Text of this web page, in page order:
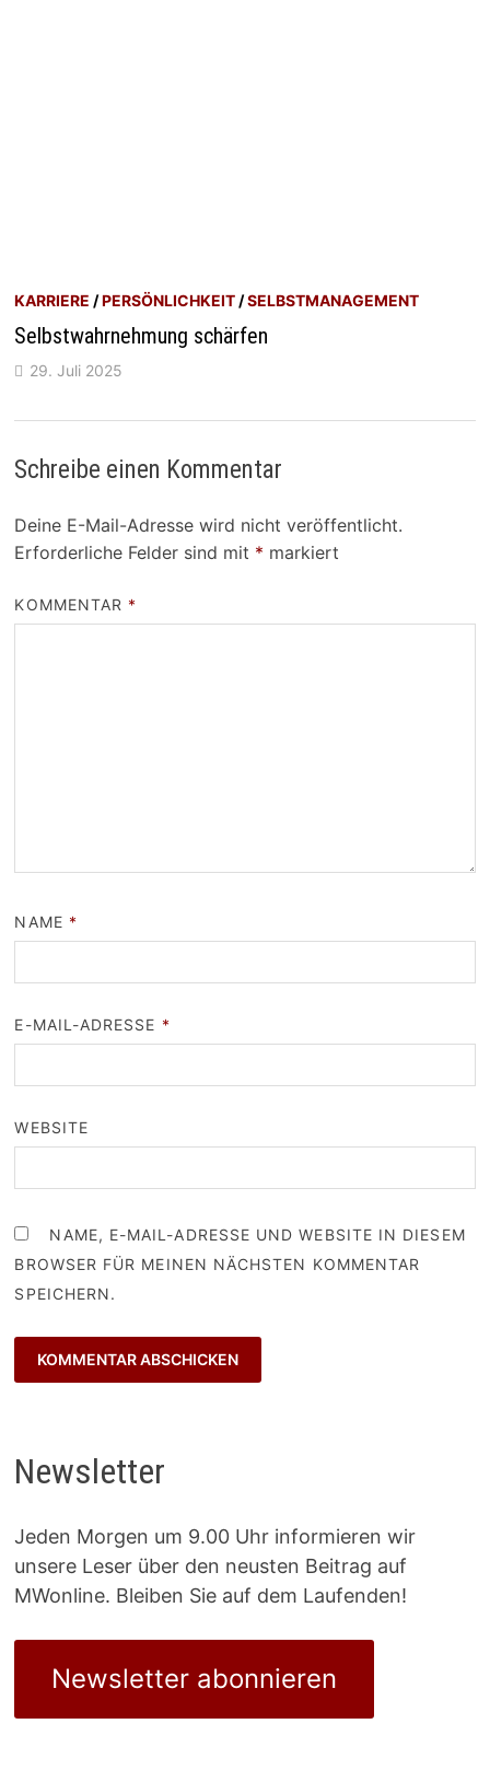
KARRIERE /PERSÖNLICHKEIT /SELBSTMANAGEMENT
Selbstwahrnehmung schärfen
29. Juli 2025
Schreibe einen Kommentar
Deine E-Mail-Adresse wird nicht veröffentlicht.
Erforderliche Felder sind mit * markiert
KOMMENTAR *
NAME *
E-MAIL-ADRESSE *
WEBSITE
NAME, E-MAIL-ADRESSE UND WEBSITE IN DIESEM
BROWSER FÜR MEINEN NÄCHSTEN KOMMENTAR
SPEICHERN.
Newsletter
Jeden Morgen um 9.00 Uhr informieren wir
unsere Leser über den neusten Beitrag auf
MWonline. Bleiben Sie auf dem Laufenden!
Newsletter abonnieren